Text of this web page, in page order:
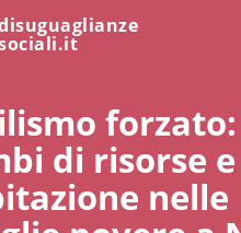
forzato:
di risorse e
nelle